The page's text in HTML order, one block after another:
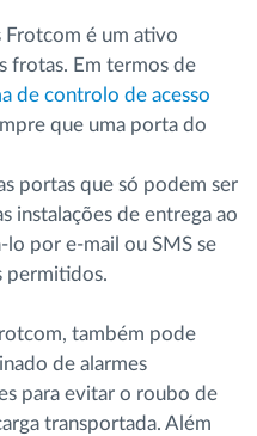
Frotcom é um ativo
frotas. Em termos de
de controlo de acesso
que uma porta do
portas que só podem ser
instalações de entrega ao
por e-mail ou SMS se
permitidos.
também pode
de alarmes
para evitar o roubo de
transportada. Além